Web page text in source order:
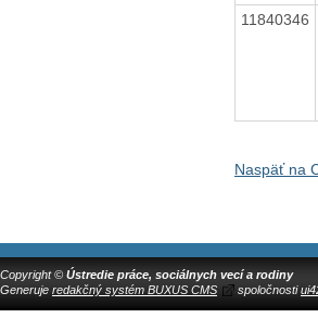
11840346
Naspäť na
Copyright © Ústredie práce, sociálnych vecí a rodiny
Generuje redakčný systém BUXUS CMS spoločnosti